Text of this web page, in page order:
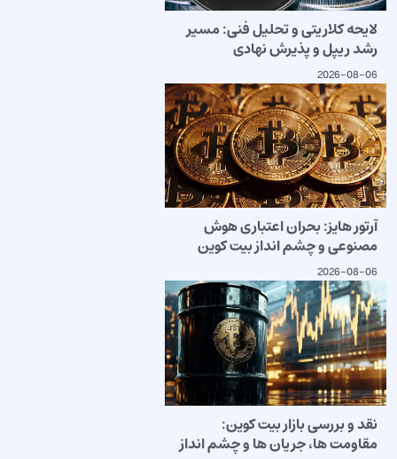
لایحه کلاریتی و تحلیل فنی: مسیر
رشد ریپل و پذیرش نهادی
2026-08-06
آرتور هایز: بحران اعتباری هوش
مصنوعی و چشم انداز بیت کوین
2026-08-06
نقد و بررسی بازار بیت کوین:
مقاومت ها، جریان ها و چشم انداز